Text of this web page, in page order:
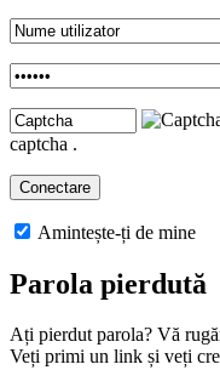
captcha .
Amintește-ți de mine
Parola pierdută
Ați pierdut parola? Vă
Veți primi un link și veți